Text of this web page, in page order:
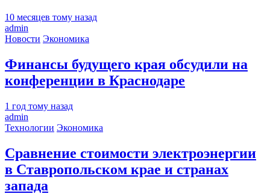
10 месяцев тому назад
admin
Новости Экономика
Финансы будущего края обсудили на
конференции в Краснодаре
1 год тому назад
admin
Технологии Экономика
Сравнение стоимости электроэнергии
в Ставропольском крае и странах
запада